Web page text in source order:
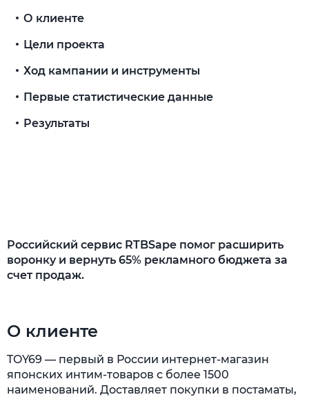
Российский сервис RTBSape помог расширить
воронку и вернуть 65% рекламного бюджета за
счет продаж.
О клиенте
TOY69 — первый в России интернет-магазин
японских интим-товаров с более 1500
наименований. Доставляет покупки в постаматы,
О клиенте
Цели проекта
Ход кампании и инструменты
Первые статистические данные
Результаты